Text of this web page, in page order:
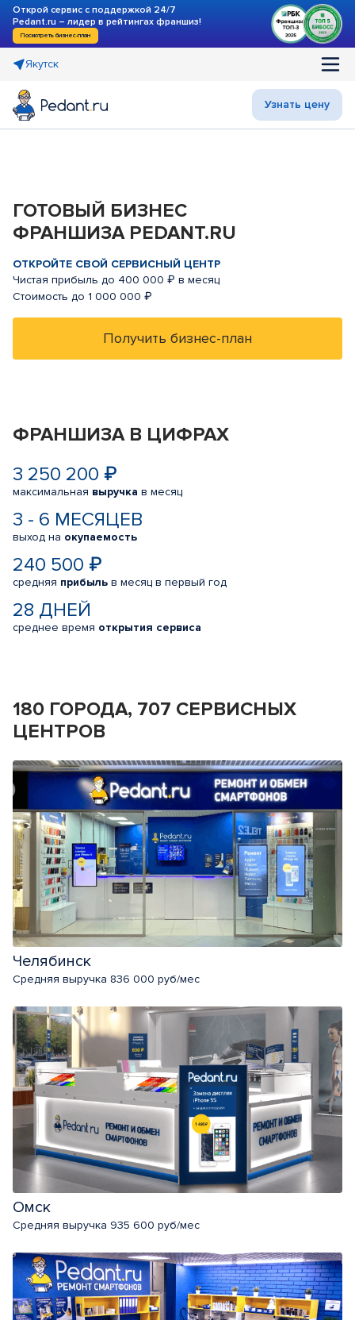
Открой сервис с поддержкой 24/7
Pedant.ru – лидер в рейтингах франшиз!
Посмотреть бизнес-план
Якутск
Узнать цену
ГОТОВЫЙ БИЗНЕС
ФРАНШИЗА PEDANT.RU
ОТКРОЙТЕ СВОЙ СЕРВИСНЫЙ ЦЕНТР
Чистая прибыль до 400 000 ₽ в месяц
Стоимость до 1 000 000 ₽
Получить бизнес-план
ФРАНШИЗА В ЦИФРАХ
3 250 200 ₽
максимальная выручка в месяц
3 - 6 МЕСЯЦЕВ
выход на окупаемость
240 500 ₽
средняя прибыль в месяц в первый год
28 ДНЕЙ
среднее время открытия сервиса
180 ГОРОДА, 707 СЕРВИСНЫХ
ЦЕНТРОВ
Челябинск
Средняя выручка 836 000 руб/мес
Омск
Средняя выручка 935 600 руб/мес